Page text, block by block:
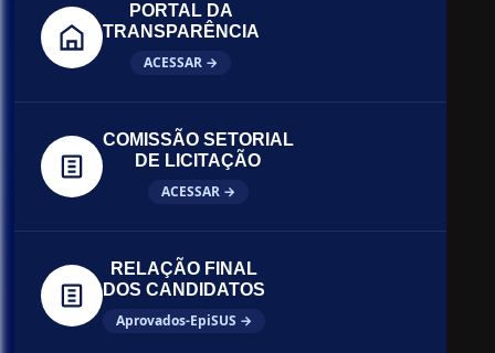
PORTAL DA
TRANSPARÊNCIA
ACESSAR →
COMISSÃO SETORIAL
DE LICITAÇÃO
ACESSAR →
RELAÇÃO FINAL
DOS CANDIDATOS
Aprovados-EpiSUS →